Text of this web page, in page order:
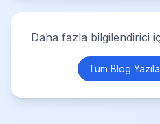
Daha fazla bilgilendirici
Tüm Blog